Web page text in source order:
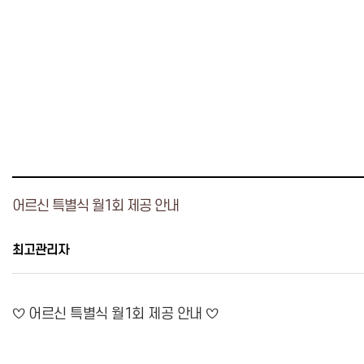
어르신 특별식 월1회 제공 안내
최고관리자
♡ 어르신 특별식 월1회 제공 안내 ♡